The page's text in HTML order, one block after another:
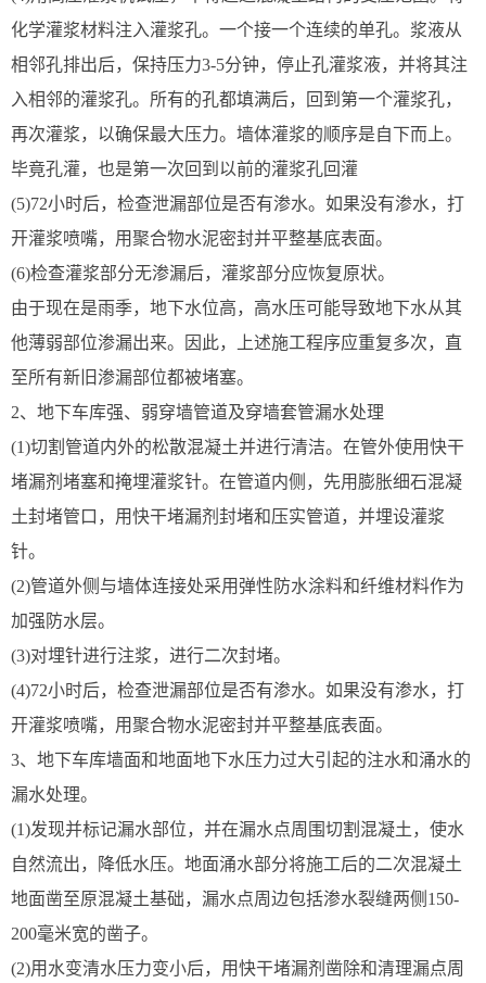
化学灌浆材料注入灌浆孔。一个接一个连续的单孔。浆液从
相邻孔排出后，保持压力3-5分钟，停止孔灌浆液，并将其注
入相邻的灌浆孔。所有的孔都填满后，回到第一个灌浆孔，
再次灌浆，以确保最大压力。墙体灌浆的顺序是自下而上。
毕竟孔灌，也是第一次回到以前的灌浆孔回灌
(5)72小时后，检查泄漏部位是否有渗水。如果没有渗水，打
开灌浆喷嘴，用聚合物水泥密封并平整基底表面。
(6)检查灌浆部分无渗漏后，灌浆部分应恢复原状。
由于现在是雨季，地下水位高，高水压可能导致地下水从其
他薄弱部位渗漏出来。因此，上述施工程序应重复多次，直
至所有新旧渗漏部位都被堵塞。
2、地下车库强、弱穿墙管道及穿墙套管漏水处理
(1)切割管道内外的松散混凝土并进行清洁。在管外使用快干
堵漏剂堵塞和掩埋灌浆针。在管道内侧，先用膨胀细石混凝
土封堵管口，用快干堵漏剂封堵和压实管道，并埋设灌浆
针。
(2)管道外侧与墙体连接处采用弹性防水涂料和纤维材料作为
加强防水层。
(3)对埋针进行注浆，进行二次封堵。
(4)72小时后，检查泄漏部位是否有渗水。如果没有渗水，打
开灌浆喷嘴，用聚合物水泥密封并平整基底表面。
3、地下车库墙面和地面地下水压力过大引起的注水和涌水的
漏水处理。
(1)发现并标记漏水部位，并在漏水点周围切割混凝土，使水
自然流出，降低水压。地面涌水部分将施工后的二次混凝土
地面凿至原混凝土基础，漏水点周边包括渗水裂缝两侧150-
200毫米宽的凿子。
(2)用水变清水压力变小后，用快干堵漏剂凿除和清理漏点周